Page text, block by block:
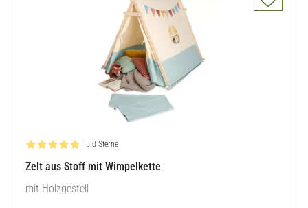
Bewertung: 5.0 von 5
5.0 Sterne
Zelt aus Stoff mit Wimpelkette
mit Holzgestell